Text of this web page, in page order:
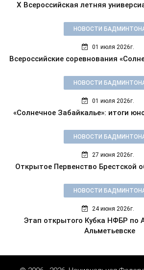
X Всероссийская летняя
НОВОСТИ
01 июля 2026г.
Всероссийские соревнования
НОВОСТИ
01 июля 2026г.
«Солнечное Забайкалье»: итоги
НОВОСТИ
27 июня 2026г.
Открытое Первенство Брестской
НОВОСТИ
24 июня 2026г.
Этап открытого Кубка НФБР по
Альметьевске